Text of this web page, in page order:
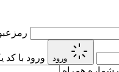
ورود
ورود با